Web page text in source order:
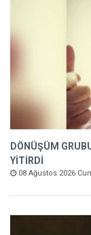
DÖNÜŞÜM
YİTİRDİ
08 Ağustos 2026